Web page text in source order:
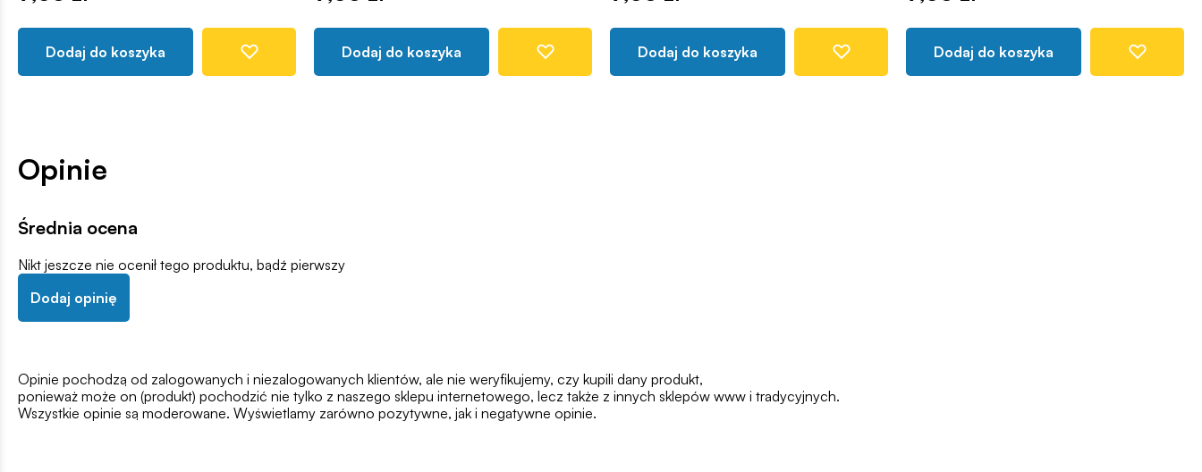
Dodaj do koszyka Dodaj do koszyka Dodaj do koszyka Dodaj do koszyka
Opinie
Średnia ocena
Nikt jeszcze nie ocenił tego produktu, bądź pierwszy
Dodaj opinię
Opinie pochodzą od zalogowanych i niezalogowanych klientów, ale nie weryfikujemy, czy kupili dany produkt,
ponieważ może on (produkt) pochodzić nie tylko z naszego sklepu internetowego, lecz także z innych sklepów www i tradycyjnych.
Wszystkie opinie są moderowane. Wyświetlamy zarówno pozytywne, jak i negatywne opinie.